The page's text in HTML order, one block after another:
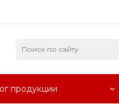
продукции